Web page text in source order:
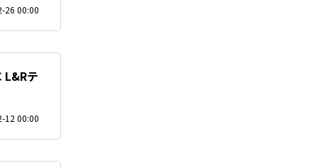
26 00:00
L&Rテ
12 00:00